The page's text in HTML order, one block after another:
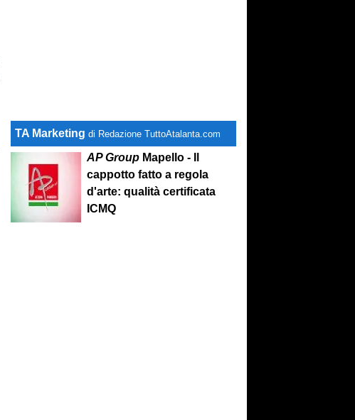
TA Marketing di Redazione TuttoAtalanta.com
AP Group Mapello - Il
cappotto fatto a regola
d'arte: qualità certificata
ICMQ